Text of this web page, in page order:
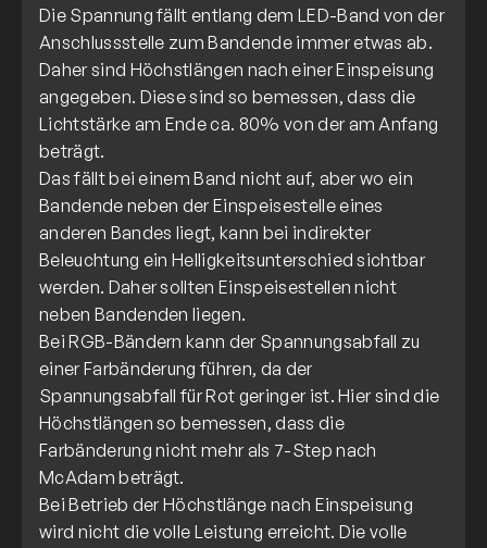
Die Spannung fällt entlang dem LED-Band von der
Anschlussstelle zum Bandende immer etwas ab.
Daher sind Höchstlängen nach einer Einspeisung
angegeben. Diese sind so bemessen, dass die
Lichtstärke am Ende ca. 80% von der am Anfang
beträgt.
Das fällt bei einem Band nicht auf, aber wo ein
Bandende neben der Einspeisestelle eines
anderen Bandes liegt, kann bei indirekter
Beleuchtung ein Helligkeitsunterschied sichtbar
werden. Daher sollten Einspeisestellen nicht
neben Bandenden liegen.
Bei RGB-Bändern kann der Spannungsabfall zu
einer Farbänderung führen, da der
Spannungsabfall für Rot geringer ist. Hier sind die
Höchstlängen so bemessen, dass die
Farbänderung nicht mehr als 7-Step nach
McAdam beträgt.
Bei Betrieb der Höchstlänge nach Einspeisung
wird nicht die volle Leistung erreicht. Die volle